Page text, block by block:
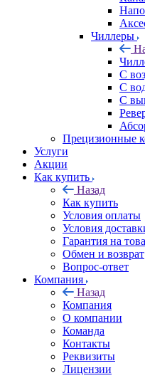
Чиллеры
С
С
С
Прецизионные
Услуги
Акции
Как купить
Назад
Как купить
Условия оплаты
Условия
Гарантия на
Обмен и возврат
Вопрос-ответ
Компания
Назад
Компания
О компании
Команда
Контакты
Реквизиты
Лицензии